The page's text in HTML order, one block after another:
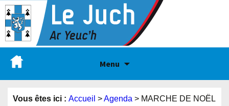
Menu
Vous êtes ici : Accueil >Agenda > MARCHE DE NOËL